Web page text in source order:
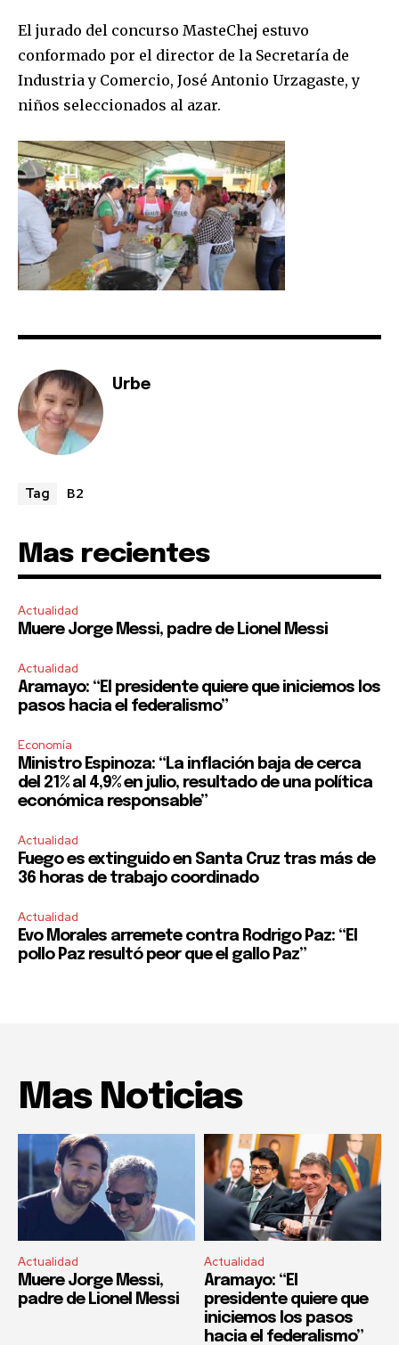
SUBSCRIBE
I've read and accept thePrivacy Policy .
El jurado del concurso MasteChej estuvo
conformado por el director de la Secretaría de
Industria y Comercio, José Antonio Urzagaste, y
niños seleccionados al azar.
Urbe
Tag B2
Mas recientes
Actualidad
Muere Jorge Messi, padre de Lionel Messi
Actualidad
Aramayo: “El presidente quiere que iniciemos los
pasos hacia el federalismo”
Economía
Ministro Espinoza: “La inflación baja de cerca
del 21% al 4,9% en julio, resultado de una política
económica responsable”
Actualidad
Fuego es extinguido en Santa Cruz tras más de
36 horas de trabajo coordinado
Actualidad
Evo Morales arremete contra Rodrigo Paz: “El
pollo Paz resultó peor que el gallo Paz”
Mas Noticias
Actualidad
Muere Jorge Messi,
padre de Lionel Messi
Actualidad
Aramayo: “El
presidente quiere que
iniciemos los pasos
hacia el federalismo”